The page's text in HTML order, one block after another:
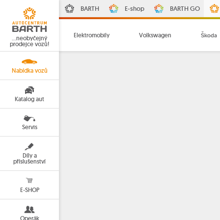
…neobyčejný
prodejce vozů!
Nabídka vozů
Katalog aut
Servis
Díly a
příslušenství
E-SHOP
Operák
BARTH E-shop BARTH GO
Elektromobily Volkswagen Škoda